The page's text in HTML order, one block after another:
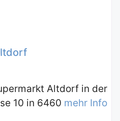
Altdorf in der
10 in 6460 mehr Info